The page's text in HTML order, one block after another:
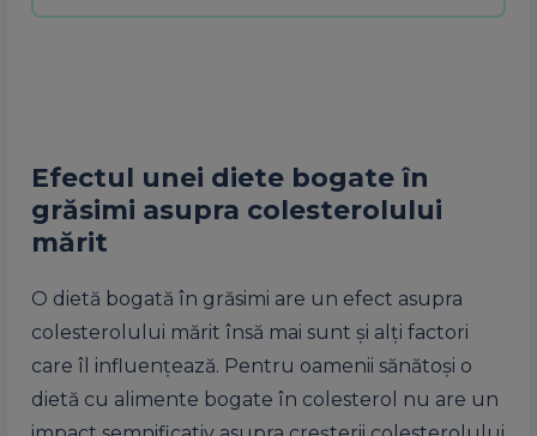
Efectul unei diete bogate în
grăsimi asupra colesterolului
mărit
O dietă bogată în grăsimi are un efect asupra
colesterolului mărit însă mai sunt şi alţi factori
care îl influenţează. Pentru oamenii sănătoşi o
dietă cu alimente bogate în colesterol nu are un